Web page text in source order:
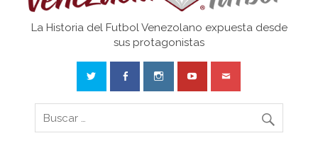
Venezuela
La Historia del Futbol Venezolano expuesta desde
sus protagonistas